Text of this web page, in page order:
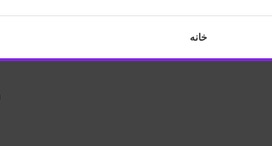
خانه